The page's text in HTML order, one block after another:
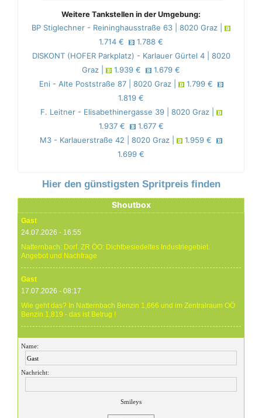
Weitere Tankstellen in der Umgebung:
BP Stiglechner - Reininghausstraße 63 | 8020 Graz |
1.714 €
1.788 €
DISKONT (HOFER Parkplatz) - Karlauer Gürtel 4 | 8020
Graz |
1.939 €
1.679 €
Eni - Alte Poststraße 87 | 8020 Graz |
1.799 €
1.819 €
F. Leitner - Elisabethinergasse 39 | 8020 Graz |
1.937 €
1.677 €
M3 - Karlauerstraße 42 | 8020 Graz |
1.959 €
1.699 €
Hier den günstigsten Spritpreis finden
Shoutbox
Gast
24.07.2026 - 16:55
Natternbach: Dorf. ZR ÖO: Dichtbesiedeltes Industriegebiet.
Angebot und Nachfrage
Gast
17.07.2026 - 08:17
Wie geht das? In Natternbach Benzin 1,666 und im Zentralraum OÖ
Benzin 1,819 - das ist Betrug !
Gast
17.07.2026 - 07:05
Eure Preise eher Märchenstunde :-) Vorort nix zu sehen !
24.06.26 20.00 Uhr OMV Attnang: Der hier angegebene Dieselpreis
Name:
Nachricht:
Smileys